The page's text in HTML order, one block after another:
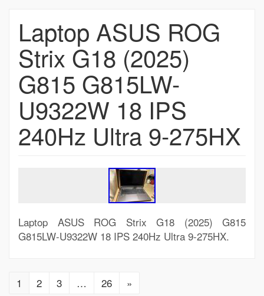
Laptop ASUS ROG
Strix G18 (2025)
G815 G815LW-
U9322W 18 IPS
240Hz Ultra 9-275HX
Laptop ASUS ROG Strix G18 (2025) G815
G815LW-U9322W 18 IPS 240Hz Ultra 9-275HX.
1 2 3 … 26 »